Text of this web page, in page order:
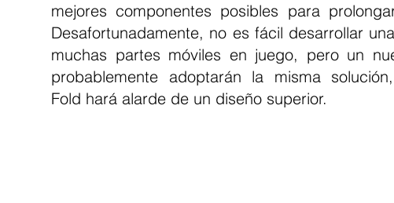
mejores componentes posibles para
Desafortunadamente, no es fácil desarrollar
muchas partes móviles en juego, pero un
probablemente adoptarán la misma
Fold hará alarde de un diseño superior.